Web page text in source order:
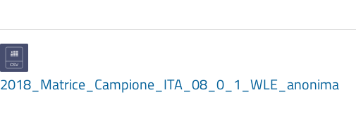
2018_Matrice_Campione_ITA_08_0_1_WLE_anonima